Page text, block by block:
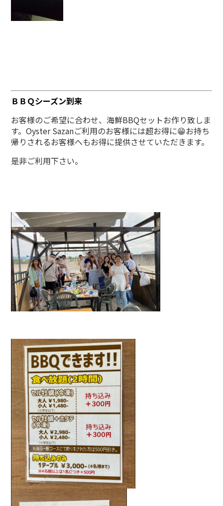
ＢＢＱシーズン到来
お客様のご希望に合わせ、海鮮BBQセットお作り致しま
す。Oyster Sazanご利用のお客様には超お得に😁お持ち
帰りされるお客様へもお得に提供させていただきます。
是非ご利用下さい。